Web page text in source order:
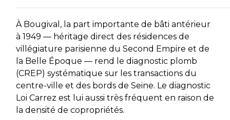
À Bougival, la part importante de bâti antérieur
à 1949 — héritage direct des résidences de
villégiature parisienne du Second Empire et de
la Belle Époque — rend le diagnostic plomb
(CREP) systématique sur les transactions du
centre-ville et des bords de Seine. Le diagnostic
Loi Carrez est lui aussi très fréquent en raison de
la densité de copropriétés.